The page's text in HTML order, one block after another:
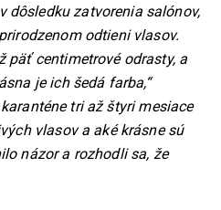
dôsledku zatvorenia salónov,
odtieni vlasov.
päť centimetrové odrasty, a
je ich šedá farba,“
tri až štyri mesiace
vlasov a aké krásne sú
názor a rozhodli sa, že